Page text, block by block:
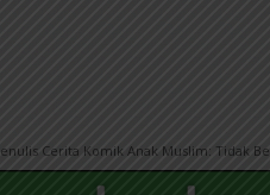
Cerita Komik Anak Muslim: Tidak